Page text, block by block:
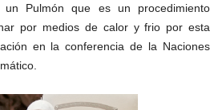
Pulmón que es un procedimiento
por medios de calor y frio por esta
en la conferencia de la Naciones